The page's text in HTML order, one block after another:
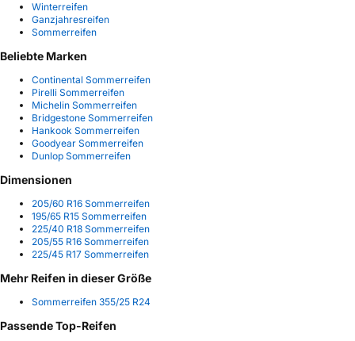
Winterreifen
Ganzjahresreifen
Sommerreifen
Beliebte Marken
Continental Sommerreifen
Pirelli Sommerreifen
Michelin Sommerreifen
Bridgestone Sommerreifen
Hankook Sommerreifen
Goodyear Sommerreifen
Dunlop Sommerreifen
Dimensionen
205/60 R16 Sommerreifen
195/65 R15 Sommerreifen
225/40 R18 Sommerreifen
205/55 R16 Sommerreifen
225/45 R17 Sommerreifen
Mehr Reifen in dieser Größe
Sommerreifen 355/25 R24
Passende Top-Reifen